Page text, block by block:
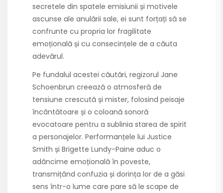
secretele din spatele emisiunii și motivele
ascunse ale anulării sale, ei sunt forțați să se
confrunte cu propria lor fragilitate
emoțională și cu consecințele de a căuta
adevărul.
Pe fundalul acestei căutări, regizorul Jane
Schoenbrun creează o atmosferă de
tensiune crescută și mister, folosind peisaje
încântătoare și o coloană sonoră
evocatoare pentru a sublinia starea de spirit
a personajelor. Performanțele lui Justice
Smith și Brigette Lundy-Paine aduc o
adâncime emoțională în poveste,
transmițând confuzia și dorința lor de a găsi
sens într-o lume care pare să le scape de